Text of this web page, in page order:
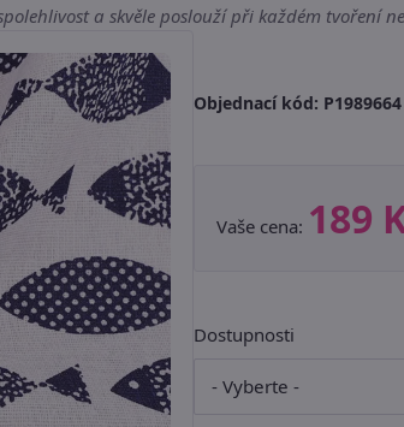
a skvěle poslouží při každém tvoření
Objednací kód: P1989664
Vaše cena: 189
Dostupnosti